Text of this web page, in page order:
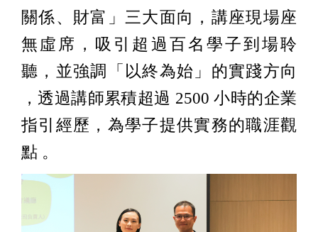
關係、財富」三大面向，講座現場座
無虛席，吸引超過百名學子到場聆
聽，並強調「以終為始」的實踐方向
，透過講師累積超過 2500 小時的企業
指引經歷，為學子提供實務的職涯觀
點 。